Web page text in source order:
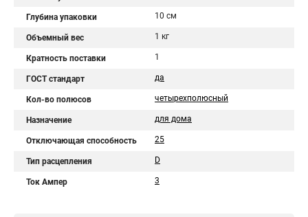
Глубина упаковки 10 см
Объемный вес 1 кг
Кратность поставки 1
ГОСТ стандарт да
Кол-во полюсов четырехполюсный
Назначение для дома
Отключающая способность 25
Тип расцепления D
Ток Ампер 3